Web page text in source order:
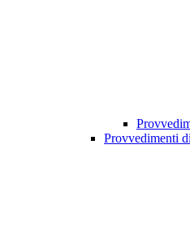
Provvedimenti